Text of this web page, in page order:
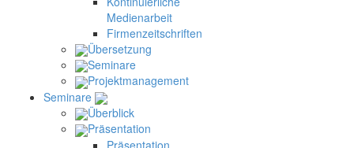
Medienarbeit
Firmenzeitschriften
Übersetzung
Seminare
Projektmanagement
Seminare
Überblick
Präsentation
Präsentation